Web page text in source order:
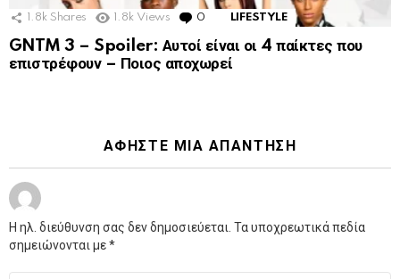
1.8k Shares 1.8k Views 0 Comments
LIFESTYLE
GNTM 3 – Spoiler: Αυτοί είναι οι 4 παίκτες που
επιστρέφουν – Ποιος αποχωρεί
ΑΦΉΣΤΕ ΜΙΑ ΑΠΆΝΤΗΣΗ
Η ηλ. διεύθυνση σας δεν δημοσιεύεται. Τα υποχρεωτικά πεδία
σημειώνονται με*